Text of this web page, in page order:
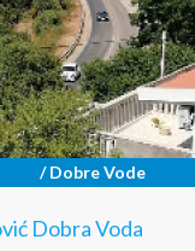
/ Dobre Vode
Dobra Voda